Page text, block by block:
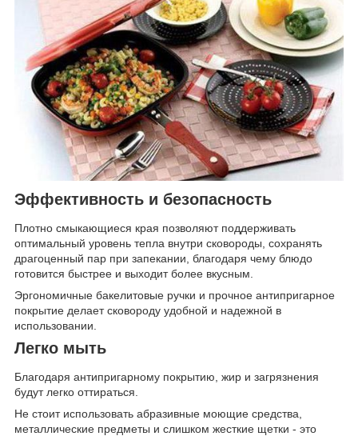
Эффективность и безопасность
Плотно смыкающиеся края позволяют поддерживать
оптимальный уровень тепла внутри сковороды, сохранять
драгоценный пар при запекании, благодаря чему блюдо
готовится быстрее и выходит более вкусным.
Эргономичные бакелитовые ручки и прочное антипригарное
покрытие делает сковороду удобной и надежной в
использовании.
Легко мыть
Благодаря антипригарному покрытию, жир и загрязнения
будут легко оттираться.
Не стоит использовать абразивные моющие средства,
металлические предметы и слишком жесткие щетки - это